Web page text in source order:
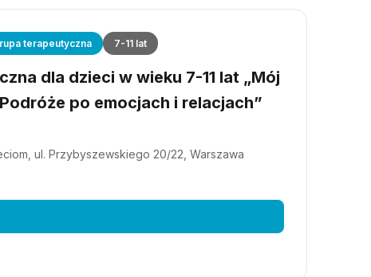
terapeutyczna 7-11 lat
dla dzieci w wieku 7-11 lat „Mój
po emocjach i relacjach”
ul. Przybyszewskiego 20/22, Warszawa